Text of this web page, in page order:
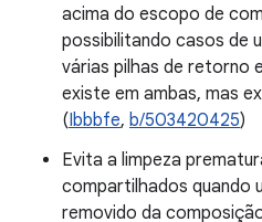
acima do escopo de
possibilitando casos de
várias pilhas de retorno
existe em ambas, mas
(Ibbbfe, b/503420425)
Evita a limpeza
compartilhados quando
removido da